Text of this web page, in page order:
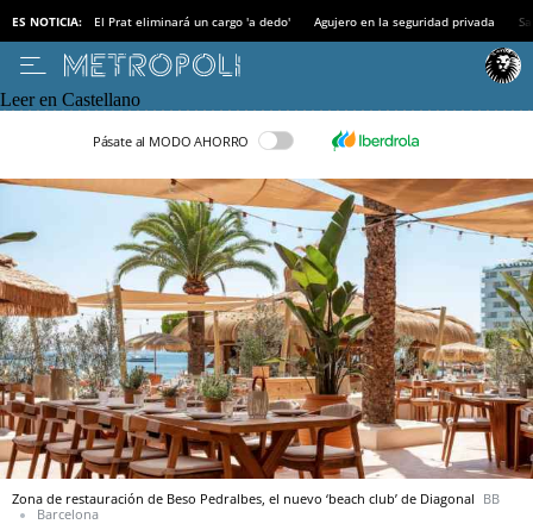
ES NOTICIA: El Prat eliminará un cargo 'a dedo' Agujero en la seguridad privada
Leer en Castellano
Pásate al MODO AHORRO
Zona de restauración de Beso Pedralbes, el nuevo ‘beach club’ de Diagonal BB
Barcelona